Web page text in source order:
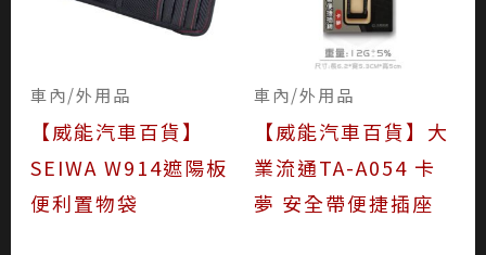
車內/外用品
【威能汽車百貨】
SEIWA W914遮陽板
便利置物袋
車內/外用品
【威能汽車百貨】大
業流通TA-A054 卡
夢 安全帶便捷插座